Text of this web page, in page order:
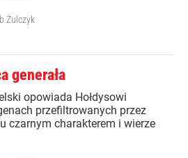
Żulczyk
generała
opowiada Hołdysowi
przefiltrowanych przez
czarnym charakterem i wierze